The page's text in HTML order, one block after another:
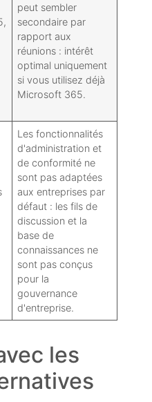
peut sembler
secondaire par
rapport aux
réunions : intérêt
optimal uniquement
si vous utilisez déjà
Microsoft 365.
Les fonctionnalités
d'administration et
de conformité ne
sont pas adaptées
aux entreprises par
défaut : les fils de
discussion et la
base de
connaissances ne
sont pas conçus
pour la
gouvernance
d'entreprise.
les